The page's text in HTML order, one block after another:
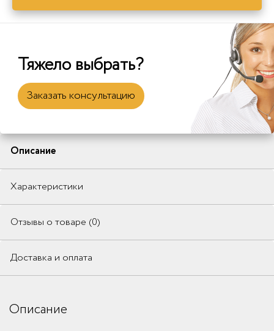
Тяжело выбрать?
Заказать консультацию
Описание
Характеристики
Отзывы о товаре (0)
Доставка и оплата
Описание